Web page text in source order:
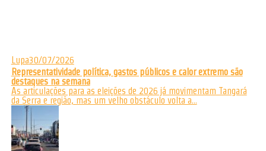
Lupa30/07/2026
Representatividade política, gastos públicos e calor extremo são
destaques na semana
As articulações para as eleições de 2026 já movimentam Tangará
da Serra e região, mas um velho obstáculo volta a...